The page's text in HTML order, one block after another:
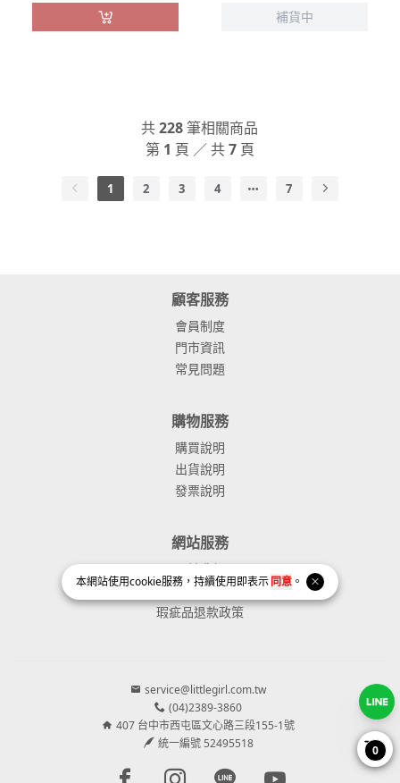
本網站使用cookie服務，持續使用即表示同意 。
補貨中
共228筆相關商品
第 1 頁 ／ 共7頁
1 2 3 4 7
顧客服務
會員制度
門市資訊
常見問題
購物服務
購買說明
出貨說明
發票說明
網站服務
關於我們
服務及隱私權條款
瑕疵品退款政策
service@littlegirl.com.tw
(04)2389-3860
407 台中市西屯區文心路三段155-1號
統一編號 52495518
Facebook page
Instagram page
Line pageYoutube page
0